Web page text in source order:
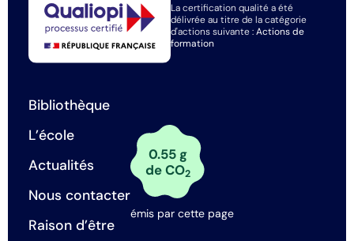
La certification qualité a été
délivrée au titre de la catégorie
d'actions suivante :Actions de
formation
Bibliothèque
L’école
Actualités
Nous contacter
Raison d’être
0.55 g
de CO2
émis par cette page